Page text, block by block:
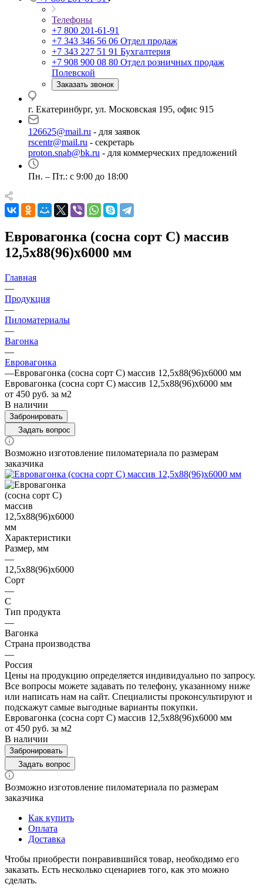
Телефоны
+7 800 201-61-91
+7 343 346 56 06 Отдел продаж
+7 343 227 51 91 Бухгалтерия
+7 908 900 08 80 Отдел розничных продаж
Полевской
Заказать звонок
г. Екатеринбург, ул. Московская 195, офис 915
126625@mail.ru - для заявок
rscentr@mail.ru - секретарь
proton.snab@bk.ru - для коммерческих предложений
Пн. – Пт.: с 9:00 до 18:00
Евровагонка (сосна сорт C) массив
12,5х88(96)х6000 мм
Главная
—
Продукция
—
Пиломатериалы
—
Вагонка
—
Евровагонка
—Евровагонка (сосна сорт C) массив 12,5х88(96)х6000 мм
Евровагонка (сосна сорт C) массив 12,5х88(96)х6000 мм
от 450 руб. за м2
В наличии
Забронировать
Задать вопрос
Возможно изготовление пиломатериала по размерам
заказчика
Характеристики
Размер, мм
—
12,5х88(96)х6000
Сорт
—
C
Тип продукта
—
Вагонка
Страна производства
—
Россия
Цены на продукцию определяется индивидуально по запросу.
Все вопросы можете задавать по телефону, указанному ниже
или написать нам на сайт. Специалисты проконсультируют и
подскажут самые выгодные варианты покупки.
Евровагонка (сосна сорт C) массив 12,5х88(96)х6000 мм
от 450 руб. за м2
В наличии
Забронировать
Задать вопрос
Возможно изготовление пиломатериала по размерам
заказчика
Как купить
Оплата
Доставка
Чтобы приобрести понравившийся товар, необходимо его
заказать. Есть несколько сценариев того, как это можно
сделать.